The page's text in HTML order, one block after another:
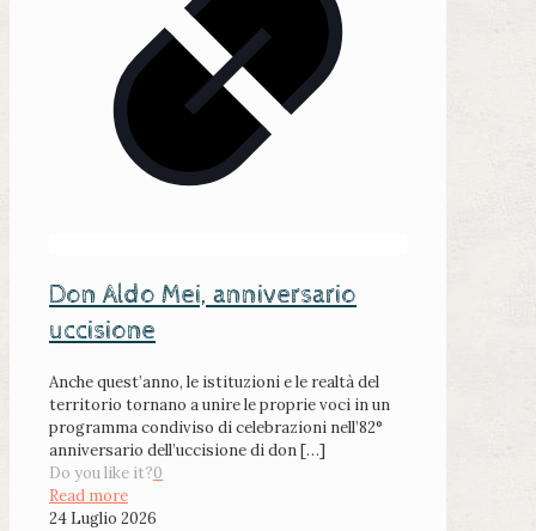
Don Aldo Mei, anniversario
uccisione
Anche quest’anno, le istituzioni e le realtà del
territorio tornano a unire le proprie voci in un
programma condiviso di celebrazioni nell’82°
anniversario dell’uccisione di don[…]
Do you like it?0
Read more
24 Luglio 2026